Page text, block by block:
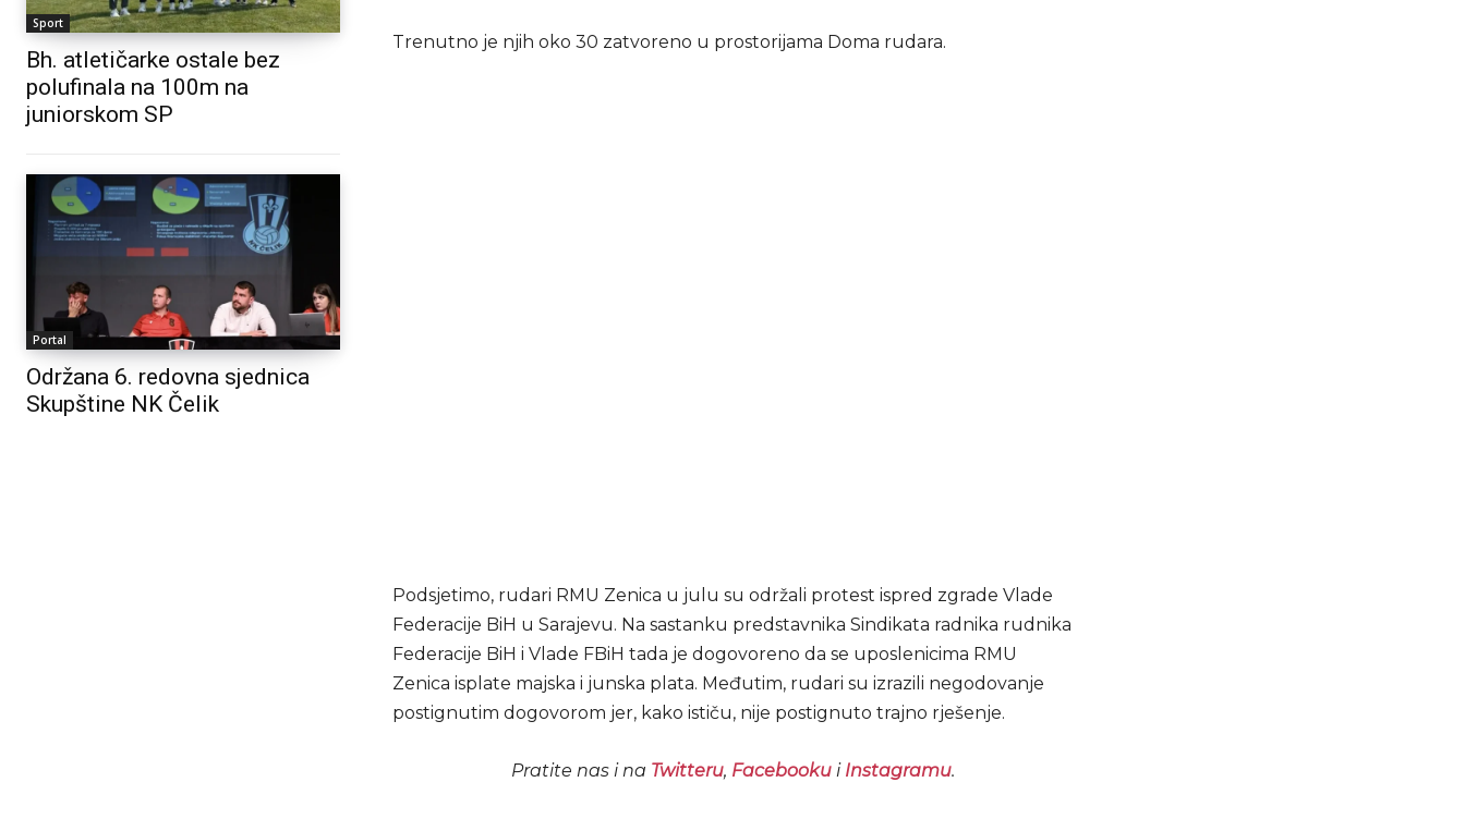
Sport
Bh. atletičarke ostale bez
polufinala na 100m na
juniorskom SP
Portal
Održana 6. redovna sjednica
Skupštine NK Čelik
Trenutno je njih oko 30 zatvoreno u prostorijama Doma rudara.
Podsjetimo, rudari RMU Zenica u julu su održali protest ispred zgrade Vlade
Federacije BiH u Sarajevu. Na sastanku predstavnika Sindikata radnika rudnika
Federacije BiH i Vlade FBiH tada je dogovoreno da se uposlenicima RMU
Zenica isplate majska i junska plata. Međutim, rudari su izrazili negodovanje
postignutim dogovorom jer, kako ističu, nije postignuto trajno rješenje.
Pratite nas i na Twitteru, Facebookui Instagramu.